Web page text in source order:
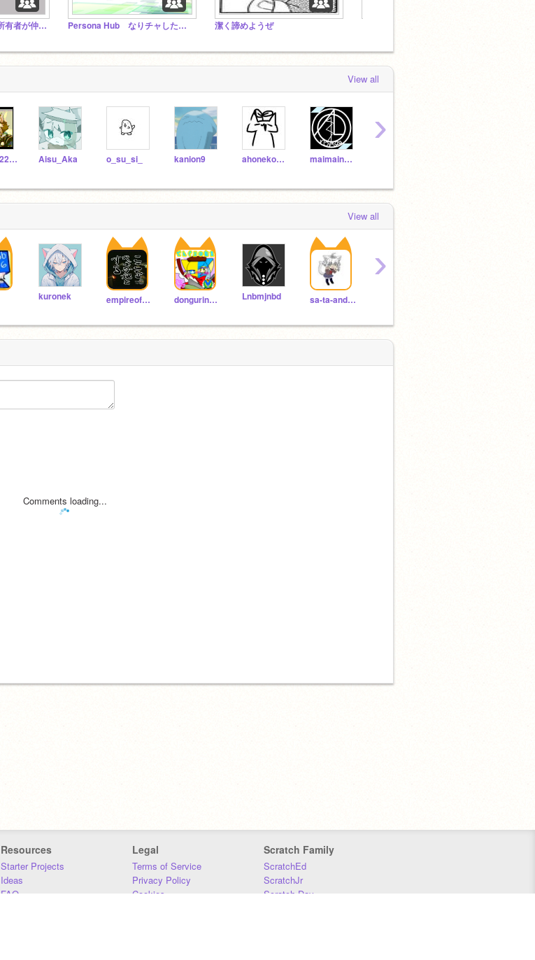
仲良し＋関係者（＋所有者が仲良しなりたい人）応援スタジオ！ Persona Hub なりチャしたい人集まれ！ 潔く諦めようぜ
View all
suzaku2200 Aisu_Aka o_su_si_ kanion9 ahoneko877 maimainomai
›
View all
kuronek empireofpalau dongurinowashoku Lnbmjnbd sa-ta-andagi
›
Comments loading...
Resources
Starter Projects
Ideas
FAQ
Legal
Terms of Service
Privacy Policy
Cookies
Scratch Family
ScratchEd
ScratchJr
Scratch Day